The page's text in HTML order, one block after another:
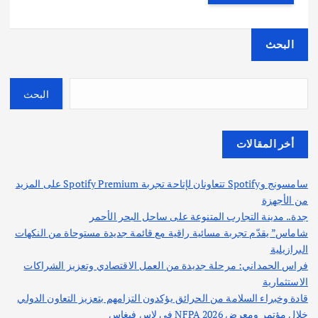
البحث
البحث
أخر المقالات
سامسونج وSpotify تتعاونان لإتاحة تجربة Spotify Premium على المزيد
من الأجهزة
جدة.. مدينة التجارب المتنوعة على ساحل البحر الأحمر
شاماس” يقدّم تجربة مسائية راقية مع قائمة جديدة مستوحاة من النكهات
البرازيلية
فراس الحمداني: مرحلة جديدة من العمل الاقتصادي وتعزيز الشراكات
الاستثمارية
قادة وخبراء السلامة من الحرائق يؤكدون التزامهم بتعزيز التعاون الدولي
خلال مؤتمر ومعرض NFPA 2026 في لاس فيغاس